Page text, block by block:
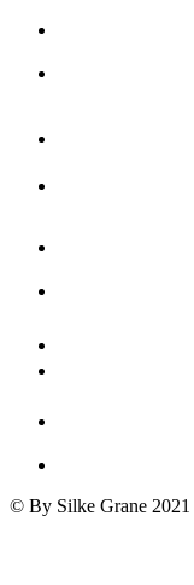
© By Silke Grane 2021